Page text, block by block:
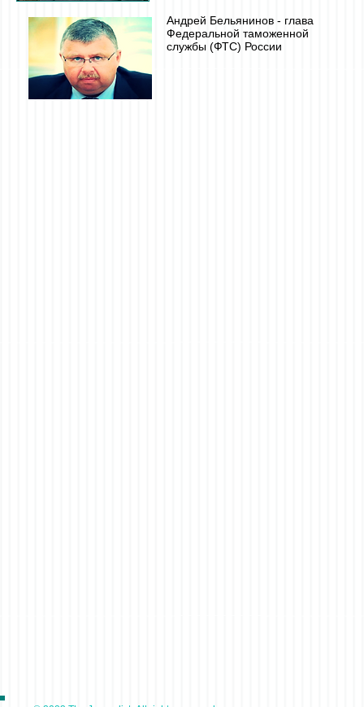
Андрей Бельянинов - глава
Федеральной таможенной
службы (ФТС) России